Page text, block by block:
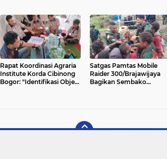
Dipersoalkan
Rapat Koordinasi Agraria
Institute Korda Cibinong
Bogor: "Identifikasi Objek
Satgas Pamtas Mobile
Raider 300/Brajawijaya
Bagikan Sembako